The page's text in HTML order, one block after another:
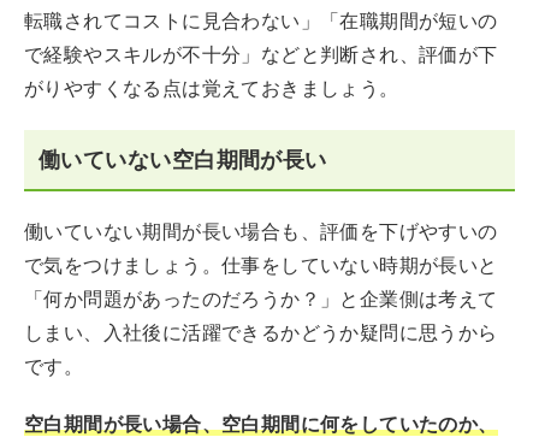
転職されてコストに見合わない」「在職期間が短いの
で経験やスキルが不十分」などと判断され、評価が下
がりやすくなる点は覚えておきましょう。
働いていない空白期間が長い
働いていない期間が長い場合も、評価を下げやすいの
で気をつけましょう。仕事をしていない時期が長いと
「何か問題があったのだろうか？」と企業側は考えて
しまい、入社後に活躍できるかどうか疑問に思うから
です。
空白期間が長い場合、空白期間に何をしていたのか、